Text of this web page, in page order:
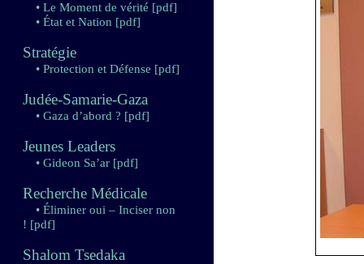
• Le Moment de vérité [pdf]
• État et Nation [pdf]
Stratégie
• Protection et Défense [pdf]
Judée-Samarie-Gaza
• Gaza d’abord ? [pdf]
Jeunes Leaders
• Gideon Sa’ar [pdf]
Recherche Médicale
• Éliminer oui – Inciser non
! [pdf]
Shalom Tsedaka